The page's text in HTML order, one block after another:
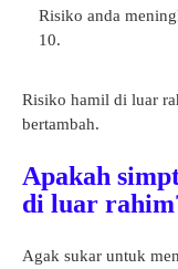
Risiko anda
10.
Risiko hamil di luar
bertambah.
Apakah
di luar
Agak sukar untuk